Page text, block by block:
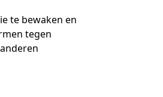
te bewaken en
tegen